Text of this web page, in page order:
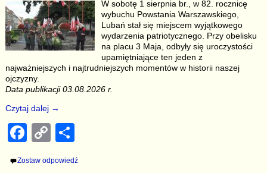
o
o
k
n
k
W sobotę 1 sierpnia br., w 82. rocznicę
wybuchu Powstania Warszawskiego,
Lubań stał się miejscem wyjątkowego
wydarzenia patriotycznego. Przy obelisku
na placu 3 Maja, odbyły się uroczystości
upamiętniające ten jeden z
najważniejszych i najtrudniejszych momentów w historii naszej
ojczyzny.
Data publikacji 03.08.2026 r.
Czytaj dalej →
F
C
h
Zostaw odpowiedź